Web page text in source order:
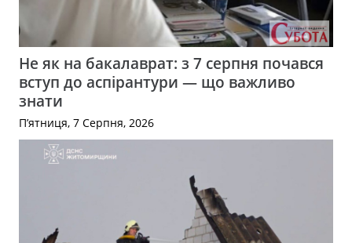
Не як на бакалаврат: з 7 серпня почався
вступ до аспірантури — що важливо
знати
П’ятниця, 7 Серпня, 2026